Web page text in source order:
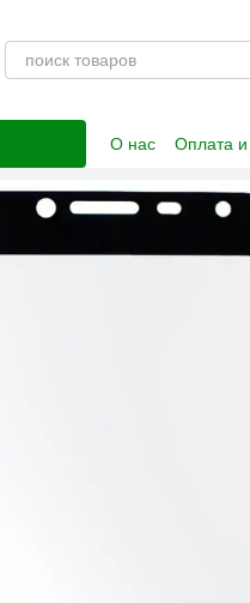
О нас Оплата и